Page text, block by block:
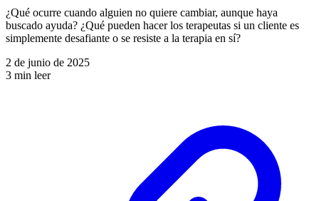
¿Qué ocurre cuando alguien no quiere cambiar, aunque haya
buscado ayuda? ¿Qué pueden hacer los terapeutas si un cliente es
simplemente desafiante o se resiste a la terapia en sí?
2 de junio de 2025
3 min leer